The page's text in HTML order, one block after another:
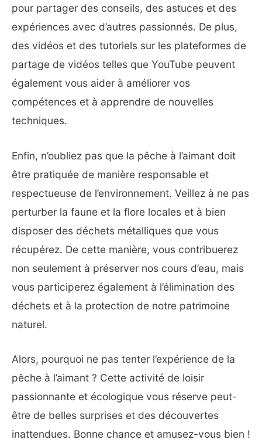
pour partager des conseils, des astuces et des
expériences avec d’autres passionnés. De plus,
des vidéos et des tutoriels sur les plateformes de
partage de vidéos telles que YouTube peuvent
également vous aider à améliorer vos
compétences et à apprendre de nouvelles
techniques.
Enfin, n’oubliez pas que la pêche à l’aimant doit
être pratiquée de manière responsable et
respectueuse de l’environnement. Veillez à ne pas
perturber la faune et la flore locales et à bien
disposer des déchets métalliques que vous
récupérez. De cette manière, vous contribuerez
non seulement à préserver nos cours d’eau, mais
vous participerez également à l’élimination des
déchets et à la protection de notre patrimoine
naturel.
Alors, pourquoi ne pas tenter l’expérience de la
pêche à l’aimant ? Cette activité de loisir
passionnante et écologique vous réserve peut-
être de belles surprises et des découvertes
inattendues. Bonne chance et amusez-vous bien !